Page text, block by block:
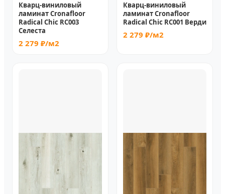
Кварц-виниловый
ламинат Cronafloor
Radical Chic RC003
Селеста
2 279 ₽/м2
Кварц-виниловый
ламинат Cronafloor
Radical Chic RC001 Верди
2 279 ₽/м2